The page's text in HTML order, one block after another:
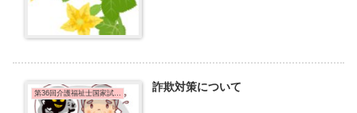
第36回介護福祉士国家試験問題 詐欺対策について